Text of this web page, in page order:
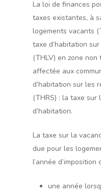
La loi de finances
taxes existantes, à
logements vacants
taxe d’habitation
(THLV) en zone
affectée aux
d’habitation sur les
(THRS) : la taxe sur
d’habitation.
La taxe sur la
due pour les
l’année d’imposition
une année